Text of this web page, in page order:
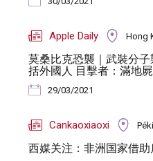
Apple Daily Hong
莫桑比克恐襲｜武裝分
括外國人 目擊者：滿地
29/03/2021
Cankaoxiaoxi
西媒关注：非洲国家借